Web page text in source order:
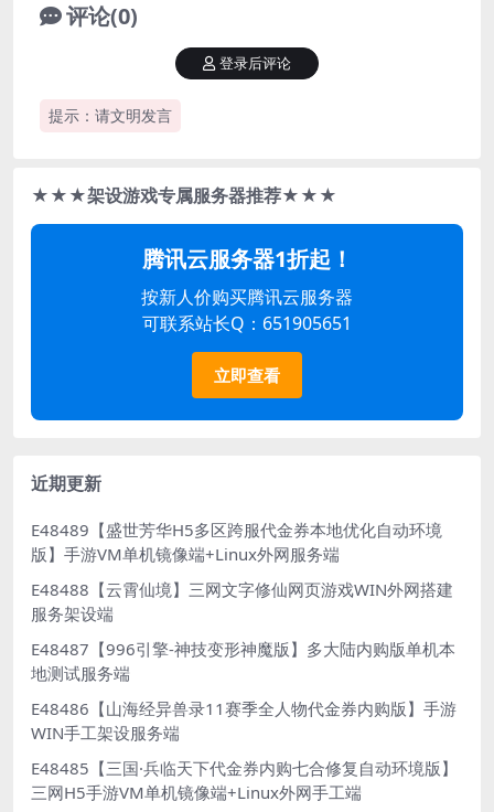
评论(0)
提示：请文明发言
登录后评论
★★★架设游戏专属服务器推荐★★★
腾讯云服务器1折起！
按新人价购买腾讯云服务器
可联系站长Q：651905651
立即查看
近期更新
E48489【盛世芳华H5多区跨服代金券本地优化自动环境
版】手游VM单机镜像端+Linux外网服务端
E48488【云霄仙境】三网文字修仙网页游戏WIN外网搭建
服务架设端
E48487【996引擎-神技变形神魔版】多大陆内购版单机本
地测试服务端
E48486【山海经异兽录11赛季全人物代金券内购版】手游
WIN手工架设服务端
E48485【三国·兵临天下代金券内购七合修复自动环境版】
三网H5手游VM单机镜像端+Linux外网手工端